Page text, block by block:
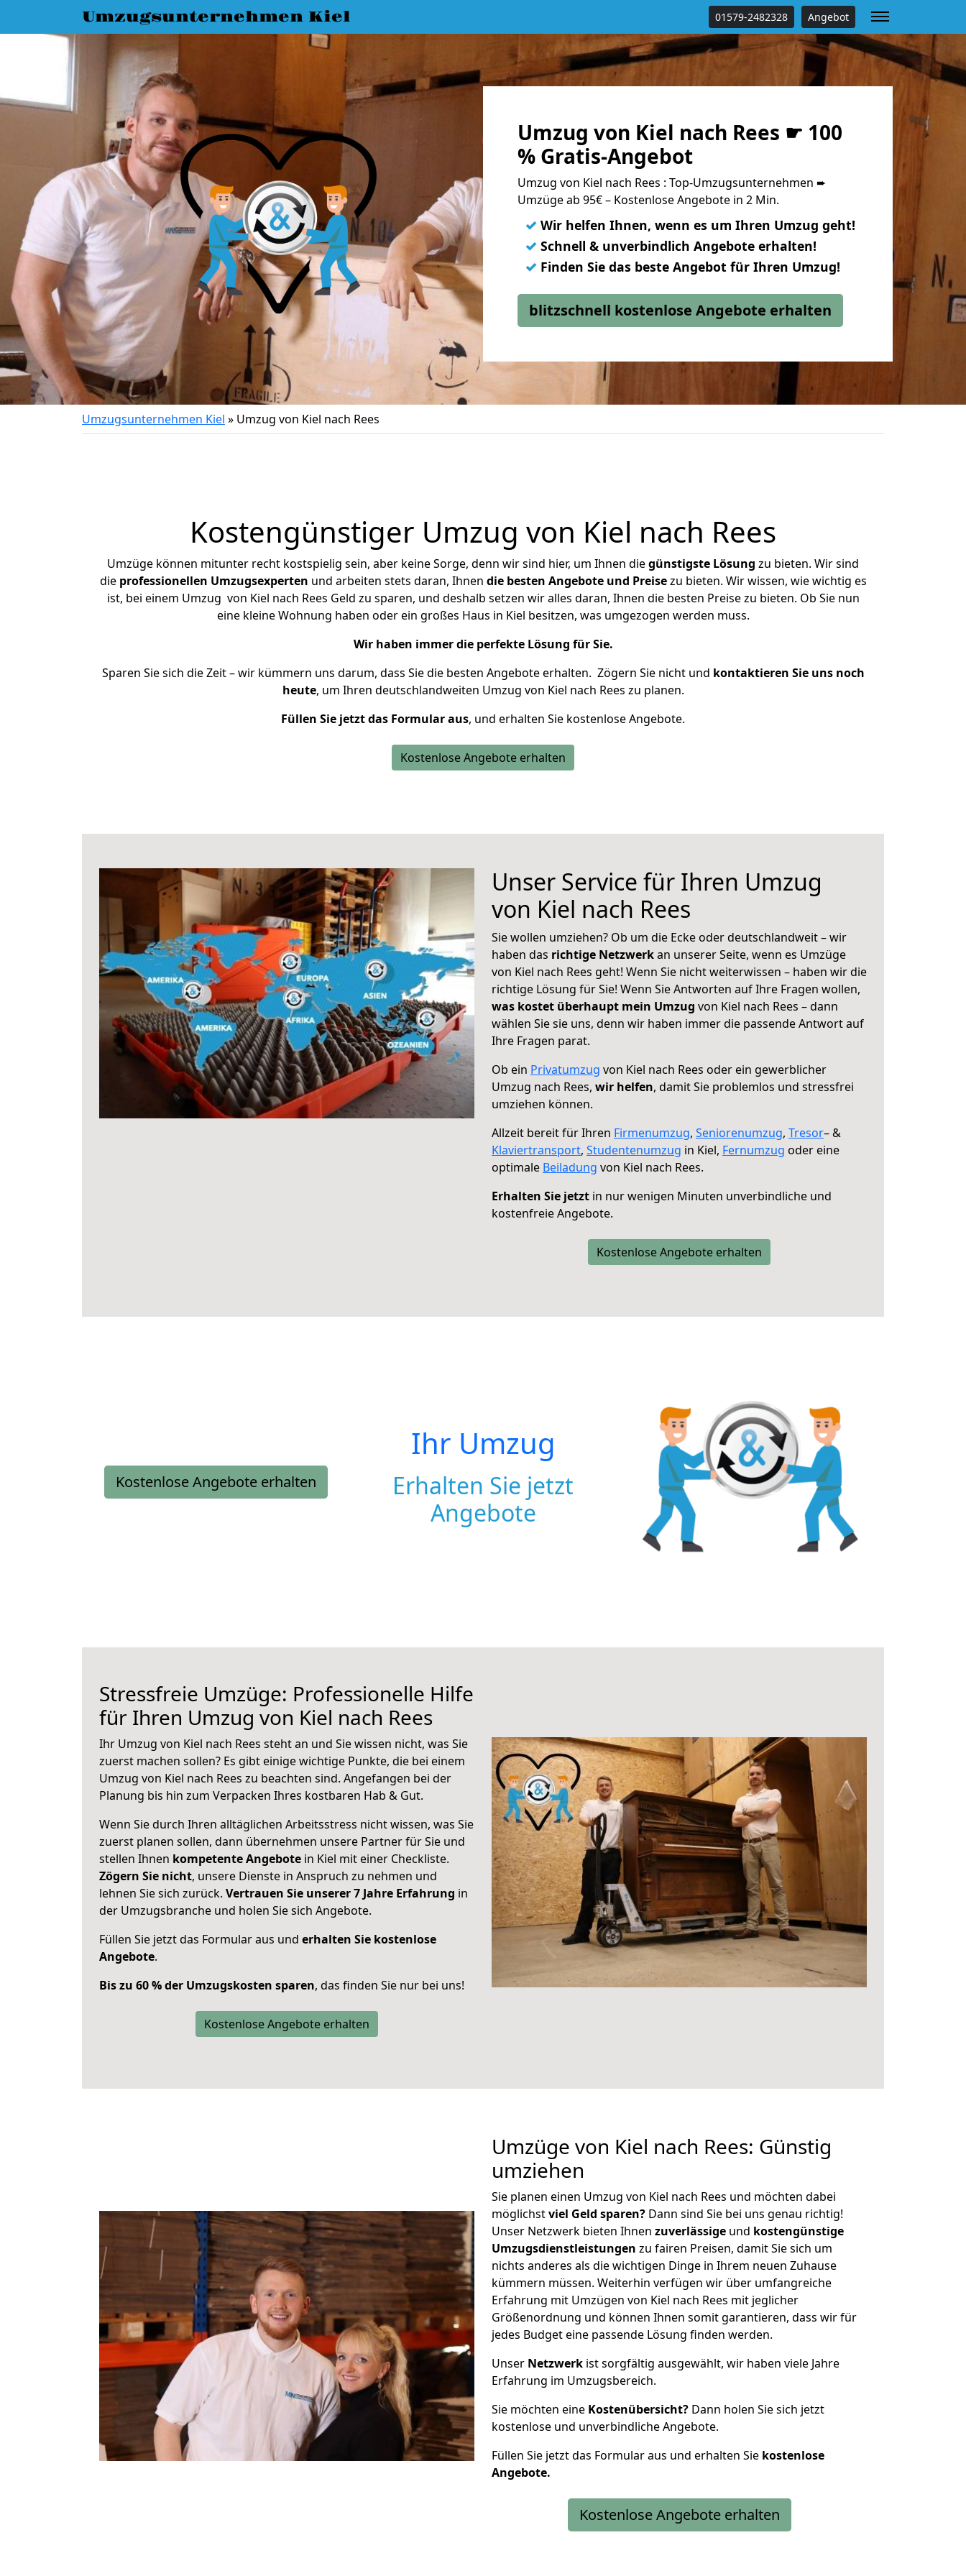
Umzugsunternehmen Kiel 01579-2482328 Angebot
Umzug von Kiel nach Rees ☛ 100
% Gratis-Angebot
Umzug von Kiel nach Rees : Top-Umzugsunternehmen ➨
Umzüge ab 95€ – Kostenlose Angebote in 2 Min.
✓ Wir helfen Ihnen, wenn es um Ihren Umzug geht!
✓ Schnell & unverbindlich Angebote erhalten!
✓ Finden Sie das beste Angebot für Ihren Umzug!
blitzschnell kostenlose Angebote erhalten
Umzugsunternehmen Kiel » Umzug von Kiel nach Rees
Kostengünstiger Umzug von Kiel nach Rees
Umzüge können mitunter recht kostspielig sein, aber keine Sorge, denn wir sind hier, um Ihnen diegünstigste Lösung zu bieten. Wir sind
die professionellen Umzugsexperten und arbeiten stets daran, Ihnen die besten Angebote und Preisezu bieten. Wir wissen, wie wichtig es
ist, bei einem Umzug von Kiel nach Rees Geld zu sparen, und deshalb setzen wir alles daran, Ihnen die besten Preise zu bieten. Ob Sie nun
eine kleine Wohnung haben oder ein großes Haus in Kiel besitzen, was umgezogen werden muss.
Wir haben immer die perfekte Lösung für Sie.
Sparen Sie sich die Zeit – wir kümmern uns darum, dass Sie die besten Angebote erhalten. Zögern Sie nicht und kontaktieren Sie uns noch
heute, um Ihren deutschlandweiten Umzug von Kiel nach Rees zu planen.
Füllen Sie jetzt das Formular aus, und erhalten Sie kostenlose Angebote.
Kostenlose Angebote erhalten
Unser Service für Ihren Umzug
von Kiel nach Rees
Sie wollen umziehen? Ob um die Ecke oder deutschlandweit – wir
haben das richtige Netzwerkan unserer Seite, wenn es Umzüge
von Kiel nach Rees geht! Wenn Sie nicht weiterwissen – haben wir die
richtige Lösung für Sie! Wenn Sie Antworten auf Ihre Fragen wollen,
was kostet überhaupt mein Umzug von Kiel nach Rees – dann
wählen Sie sie uns, denn wir haben immer die passende Antwort auf
Ihre Fragen parat.
Ob ein Privatumzug von Kiel nach Rees oder ein gewerblicher
Umzug nach Rees, wir helfen, damit Sie problemlos und stressfrei
umziehen können.
Allzeit bereit für Ihren Firmenumzug, Seniorenumzug, Tresor– &
Klaviertransport, Studentenumzug in Kiel, Fernumzug oder eine
optimale Beiladung von Kiel nach Rees.
Erhalten Sie jetzt in nur wenigen Minuten unverbindliche und
kostenfreie Angebote.
Kostenlose Angebote erhalten
Kostenlose Angebote erhalten
Ihr Umzug
Erhalten Sie jetzt
Angebote
Stressfreie Umzüge: Professionelle Hilfe
für Ihren Umzug von Kiel nach Rees
Ihr Umzug von Kiel nach Rees steht an und Sie wissen nicht, was Sie
zuerst machen sollen? Es gibt einige wichtige Punkte, die bei einem
Umzug von Kiel nach Rees zu beachten sind. Angefangen bei der
Planung bis hin zum Verpacken Ihres kostbaren Hab & Gut.
Wenn Sie durch Ihren alltäglichen Arbeitsstress nicht wissen, was Sie
zuerst planen sollen, dann übernehmen unsere Partner für Sie und
stellen Ihnen kompetente Angebote in Kiel mit einer Checkliste.
Zögern Sie nicht, unsere Dienste in Anspruch zu nehmen und
lehnen Sie sich zurück. Vertrauen Sie unserer 7 Jahre Erfahrung in
der Umzugsbranche und holen Sie sich Angebote.
Füllen Sie jetzt das Formular aus und erhalten Sie kostenlose
Angebote.
Bis zu 60 % der Umzugskosten sparen, das finden Sie nur bei uns!
Kostenlose Angebote erhalten
Umzüge von Kiel nach Rees: Günstig
umziehen
Sie planen einen Umzug von Kiel nach Rees und möchten dabei
möglichstviel Geld sparen? Dann sind Sie bei uns genau richtig!
Unser Netzwerk bieten Ihnen zuverlässige und kostengünstige
Umzugsdienstleistungen zu fairen Preisen, damit Sie sich um
nichts anderes als die wichtigen Dinge in Ihrem neuen Zuhause
kümmern müssen. Weiterhin verfügen wir über umfangreiche
Erfahrung mit Umzügen von Kiel nach Rees mit jeglicher
Größenordnung und können Ihnen somit garantieren, dass wir für
jedes Budget eine passende Lösung finden werden.
Unser Netzwerk ist sorgfältig ausgewählt, wir haben viele Jahre
Erfahrung im Umzugsbereich.
Sie möchten eine Kostenübersicht? Dann holen Sie sich jetzt
kostenlose und unverbindliche Angebote.
Füllen Sie jetzt das Formular aus und erhalten Sie kostenlose
Angebote.
Kostenlose Angebote erhalten